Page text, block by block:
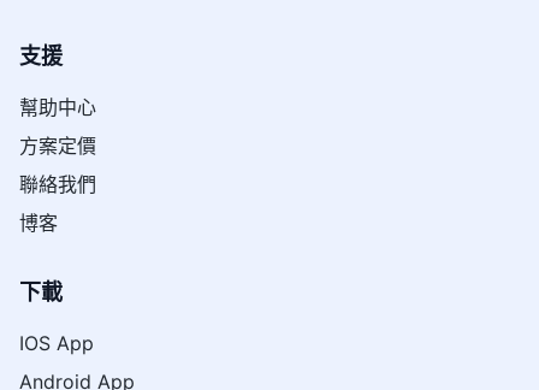
支援
幫助中心
方案定價
聯絡我們
博客
下載
IOS App
Android App